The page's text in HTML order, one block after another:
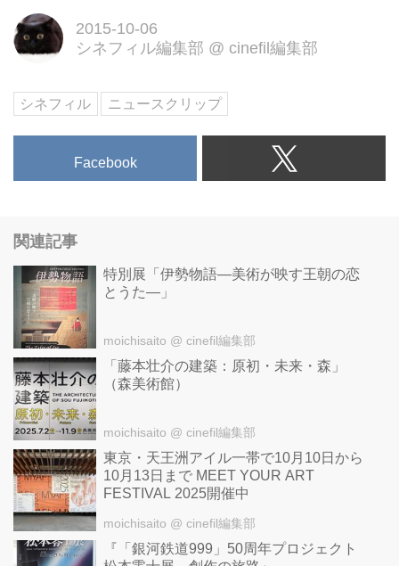
2015-10-06
シネフィル編集部 @ cinefil編集部
シネフィル ニュースクリップ
Facebook
関連記事
特別展「伊勢物語―美術が映す王朝の恋
とうた―」
moichisaito @ cinefil編集部
「藤本壮介の建築：原初・未来・森」
（森美術館）
moichisaito @ cinefil編集部
東京・天王洲アイル一帯で10月10日から
10月13日まで MEET YOUR ART
FESTIVAL 2025開催中
moichisaito @ cinefil編集部
『「銀河鉄道999」50周年プロジェクト